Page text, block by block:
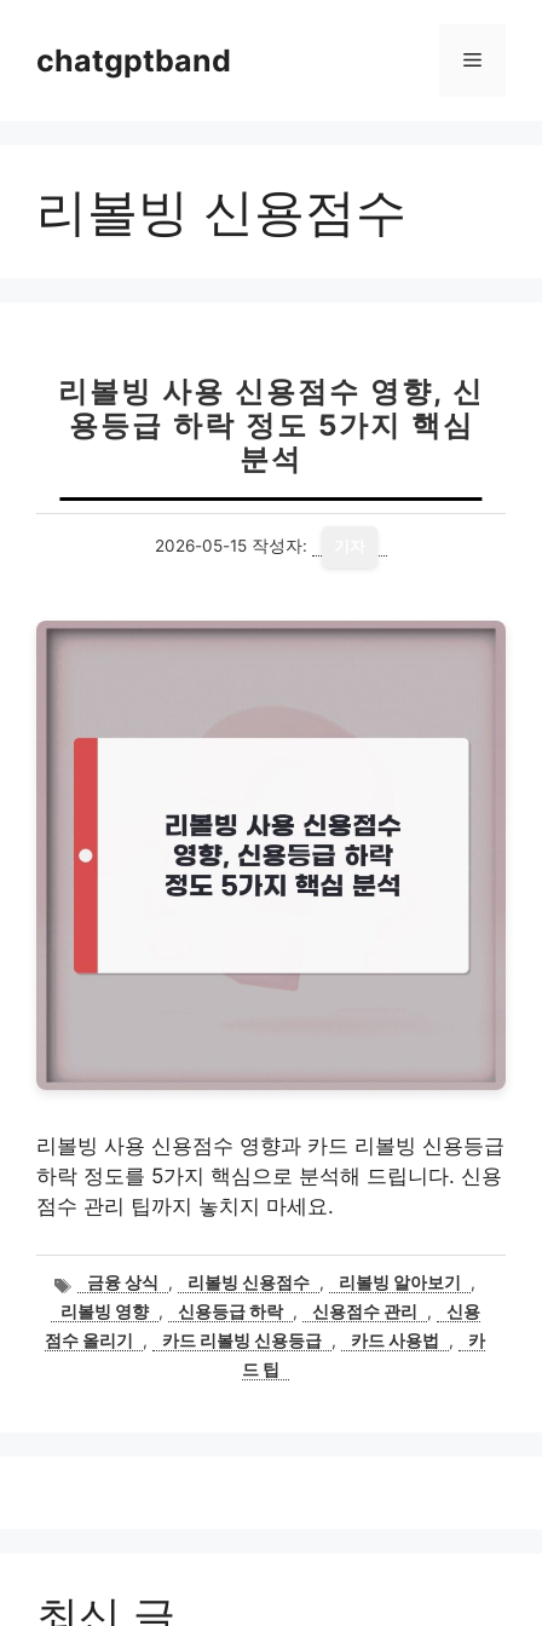
chatgptband 메
리볼빙 신용점수
리볼빙 사용 신용점수 영향, 신
용등급 하락 정도 5가지 핵심
분석
2026-05-15 작성자:
리볼빙 사용 신용점수 영향과 카드 리볼빙 신용등급
하락 정도를 5가지 핵심으로 분석해 드립니다. 신용
점수 관리 팁까지 놓치지 마세요.
태
그
금융 상식 , 리볼빙 신용점수 , 리볼빙 알아보기
,
리볼빙 영향 , 신용등급 하락 , 신용점수 관리 ,
신용
점수 올리기
, 카드 리볼빙 신용등급 , 카드 사용법 ,
카
드 팁
최신 글